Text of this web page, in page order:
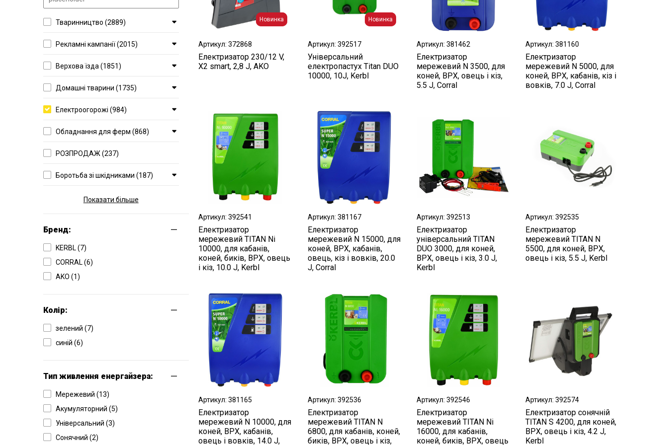
Тваринництво (2889)
Рекламні кампанії (2015)
Верхова їзда (1851)
Домашні тварини (1735)
Електроогорожі (984)
Обладнання для ферм (868)
РОЗПРОДАЖ (237)
Боротьба зі шкідниками (187)
Показати більше
Бренд:
KERBL (7)
CORRAL (6)
AKO (1)
Колір:
зелений (7)
синій (6)
Тип живлення енергайзера:
Мережевий (13)
Акумуляторний (5)
Універсальний (3)
Сонячний (2)
Новинка
Новинка
Артикул: 372868
Електризатор 230/12 V,
X2 smart, 2,8 J, AKO
Новинка
Новинка
Артикул: 392517
Універсальний
електропастух Titan DUO
10000, 10J, Kerbl
Артикул: 381462
Електризатор
мережевий N 3500, для
коней, ВРХ, овець і кіз,
5.5 J, Corral
Артикул: 381160
Електризатор
мережевий N 5000, для
коней, ВРХ, кабанів, кіз і
вовків, 7.0 J, Corral
Артикул: 392541
Електризатор
мережевий TITAN Ni
10000, для кабанів,
коней, биків, ВРХ, овець
і кіз, 10.0 J, Kerbl
Артикул: 381167
Електризатор
мережевий N 15000, для
коней, ВРХ, кабанів,
овець, кіз і вовків, 20.0
J, Corral
Артикул: 392513
Електризатор
універсальний TITAN
DUO 3000, для коней,
ВРХ, овець і кіз, 3.0 J,
Kerbl
Артикул: 392535
Електризатор
мережевий TITAN N
5500, для коней, ВРХ,
овець і кіз, 5.5 J, Kerbl
Артикул: 381165
Електризатор
мережевий N 10000, для
коней, ВРХ, кабанів,
овець і вовків, 14.0 J,
Артикул: 392536
Електризатор
мережевий TITAN N
6800, для кабанів, коней,
биків, ВРХ, овець і кіз,
Артикул: 392546
Електризатор
мережевий TITAN Ni
16000, для кабанів,
коней, биків, ВРХ, овець
Артикул: 392574
Електризатор сонячній
TITAN S 4200, для коней,
ВРХ, овець і кіз, 4.2 J,
Kerbl